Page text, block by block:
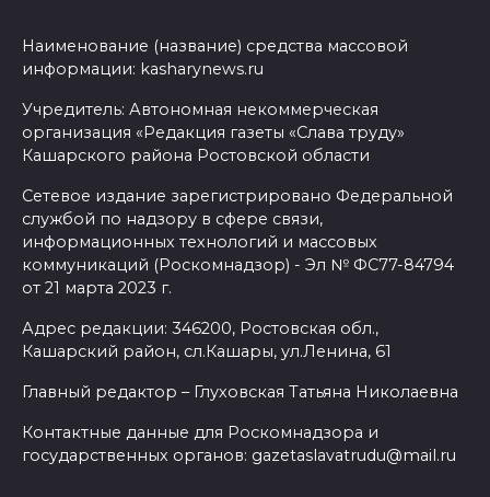
Наименование (название) средства массовой
информации: kasharynews.ru
Учредитель: Автономная некоммерческая
организация «Редакция газеты «Слава труду»
Кашарского района Ростовской области
Сетевое издание зарегистрировано Федеральной
службой по надзору в сфере связи,
информационных технологий и массовых
коммуникаций (Роскомнадзор) - Эл № ФС77-84794
от 21 марта 2023 г.
Адрес редакции: 346200, Ростовская обл.,
Кашарский район, сл.Кашары, ул.Ленина, 61
Главный редактор – Глуховская Татьяна Николаевна
Контактные данные для Роскомнадзора и
государственных органов: gazetaslavatrudu@mail.ru